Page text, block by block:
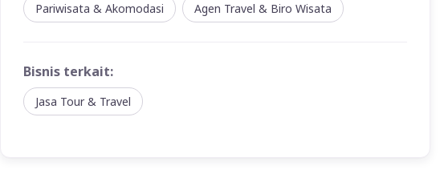
Pariwisata & Akomodasi Agen Travel & Biro Wisata
Bisnis terkait:
Jasa Tour & Travel